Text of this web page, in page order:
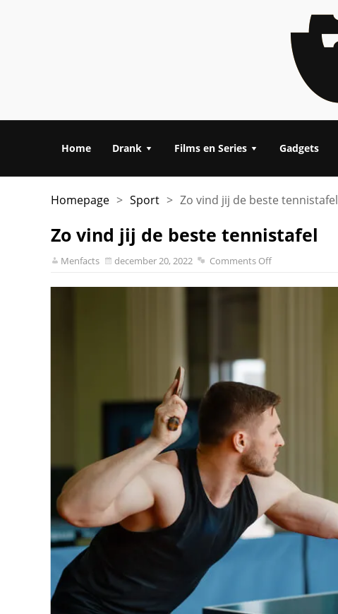
Home Drank Films en Series Gadgets
Homepage > Sport > Zo vind jij de beste tennistafel
Zo vind jij de beste tennistafel
Menfacts december 20, 2022 Comments Off